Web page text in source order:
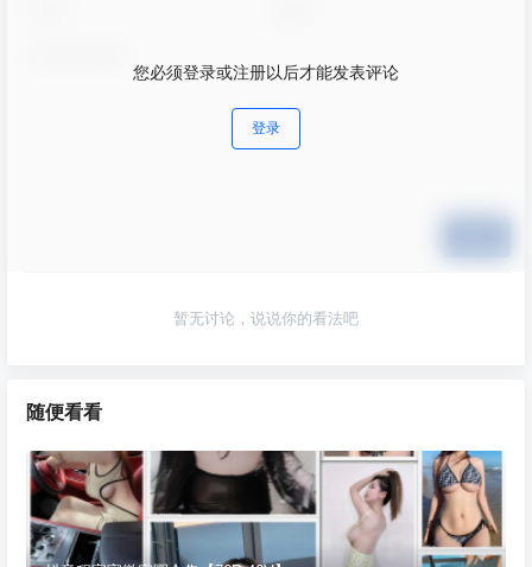
您必须登录或注册以后才能发表评论
登录
暂无讨论，说说你的看法吧
随便看看